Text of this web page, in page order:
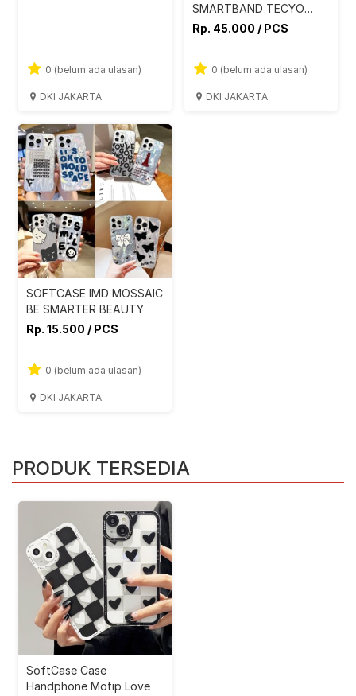
0 (belum ada ulasan)
DKI JAKARTA
SMARTBAND TECYO
777A
Rp. 45.000 / PCS
0 (belum ada ulasan)
DKI JAKARTA
SOFTCASE IMD MOSSAIC
BE SMARTER BEAUTY
Rp. 15.500 / PCS
0 (belum ada ulasan)
DKI JAKARTA
PRODUK TERSEDIA
SoftCase Case
Handphone Motip Love